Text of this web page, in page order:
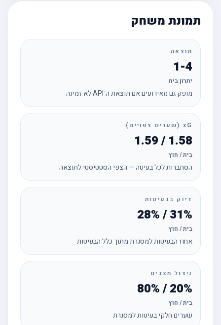
תמונת משחק
תוצאה
1-4
יתרון בית
מופק גם מאירועים אם תוצאת ה־API לא זמינה
xG (שערים צפויים)
1.58 / 1.59
בית / חוץ
הסתברות לכל בעיטה — הצפי הסטטיסטי לתוצאה
דיוק בבעיטות
31% / 28%
בית / חוץ
אחוז הבעיטות למסגרת מתוך כלל הבעיטות
ניצול מצבים
20% / 80%
בית / חוץ
שערים חלקי בעיטות למסגרת